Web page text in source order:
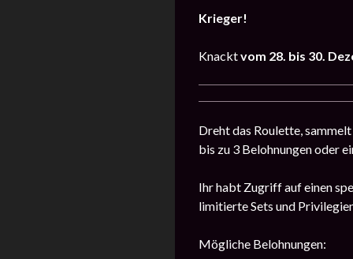
Krieger!
Knacktvom 28. bis 30.
Dreht das Roulette,
bis zu 3 Belohnungen oder
Ihr habt Zugriff auf einen
limitierte Sets und
Mögliche Belohnungen: